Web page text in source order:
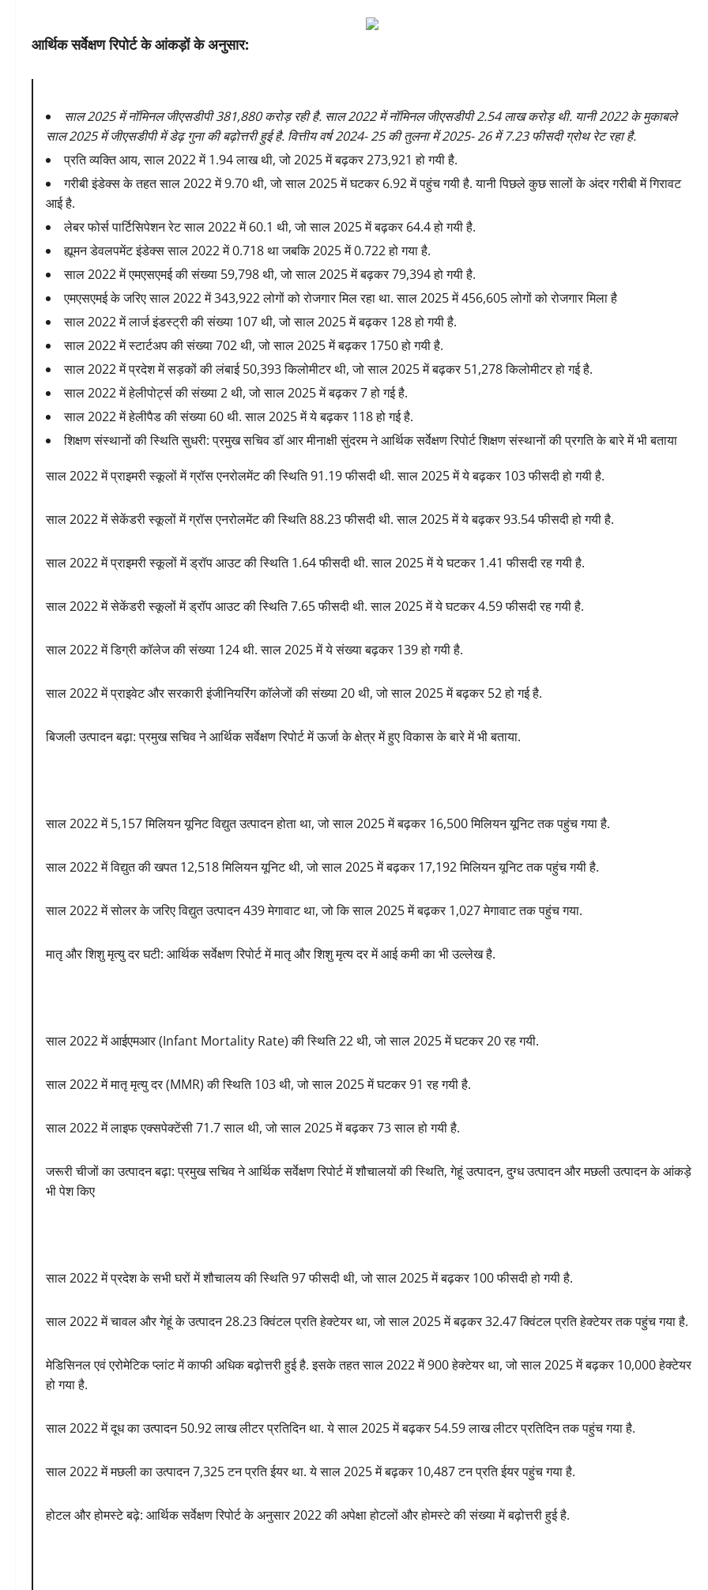
आर्थिक सर्वेक्षण रिपोर्ट के आंकड़ों के अनुसार:
साल 2025 में नॉमिनल जीएसडीपी 381,880 करोड़ रही है. साल 2022 में नॉमिनल जीएसडीपी 2.54 लाख करोड़ थी. यानी 2022 के मुकाबले
साल 2025 में जीएसडीपी में डेढ़ गुना की बढ़ोत्तरी हुई है. वित्तीय वर्ष 2024- 25 की तुलना में 2025- 26 में 7.23 फीसदी ग्रोथ रेट रहा है.
प्रति व्यक्ति आय, साल 2022 में 1.94 लाख थी, जो 2025 में बढ़कर 273,921 हो गयी है.
गरीबी इंडेक्स के तहत साल 2022 में 9.70 थी, जो साल 2025 में घटकर 6.92 में पहुंच गयी है. यानी पिछले कुछ सालों के अंदर गरीबी में गिरावट
आई है.
लेबर फोर्स पार्टिसिपेशन रेट साल 2022 में 60.1 थी, जो साल 2025 में बढ़कर 64.4 हो गयी है.
ह्यूमन डेवलपमेंट इंडेक्स साल 2022 में 0.718 था जबकि 2025 में 0.722 हो गया है.
साल 2022 में एमएसएमई की संख्या 59,798 थी, जो साल 2025 में बढ़कर 79,394 हो गयी है.
एमएसएमई के जरिए साल 2022 में 343,922 लोगों को रोजगार मिल रहा था. साल 2025 में 456,605 लोगों को रोजगार मिला है
साल 2022 में लार्ज इंडस्ट्री की संख्या 107 थी, जो साल 2025 में बढ़कर 128 हो गयी है.
साल 2022 में स्टार्टअप की संख्या 702 थी, जो साल 2025 में बढ़कर 1750 हो गयी है.
साल 2022 में प्रदेश में सड़कों की लंबाई 50,393 किलोमीटर थी, जो साल 2025 में बढ़कर 51,278 किलोमीटर हो गई है.
साल 2022 में हेलीपोर्ट्स की संख्या 2 थी, जो साल 2025 में बढ़कर 7 हो गई है.
साल 2022 में हेलीपैड की संख्या 60 थी. साल 2025 में ये बढ़कर 118 हो गई है.
शिक्षण संस्थानों की स्थिति सुधरी: प्रमुख सचिव डॉ आर मीनाक्षी सुंदरम ने आर्थिक सर्वेक्षण रिपोर्ट शिक्षण संस्थानों की प्रगति के बारे में भी बताया
साल 2022 में प्राइमरी स्कूलों में ग्रॉस एनरोलमेंट की स्थिति 91.19 फीसदी थी. साल 2025 में ये बढ़कर 103 फीसदी हो गयी है.
साल 2022 में सेकेंडरी स्कूलों में ग्रॉस एनरोलमेंट की स्थिति 88.23 फीसदी थी. साल 2025 में ये बढ़कर 93.54 फीसदी हो गयी है.
साल 2022 में प्राइमरी स्कूलों में ड्रॉप आउट की स्थिति 1.64 फीसदी थी. साल 2025 में ये घटकर 1.41 फीसदी रह गयी है.
साल 2022 में सेकेंडरी स्कूलों में ड्रॉप आउट की स्थिति 7.65 फीसदी थी. साल 2025 में ये घटकर 4.59 फीसदी रह गयी है.
साल 2022 में डिग्री कॉलेज की संख्या 124 थी. साल 2025 में ये संख्या बढ़कर 139 हो गयी है.
साल 2022 में प्राइवेट और सरकारी इंजीनियरिंग कॉलेजों की संख्या 20 थी, जो साल 2025 में बढ़कर 52 हो गई है.
बिजली उत्पादन बढ़ा: प्रमुख सचिव ने आर्थिक सर्वेक्षण रिपोर्ट में ऊर्जा के क्षेत्र में हुए विकास के बारे में भी बताया.
साल 2022 में 5,157 मिलियन यूनिट विद्युत उत्पादन होता था, जो साल 2025 में बढ़कर 16,500 मिलियन यूनिट तक पहुंच गया है.
साल 2022 में विद्युत की खपत 12,518 मिलियन यूनिट थी, जो साल 2025 में बढ़कर 17,192 मिलियन यूनिट तक पहुंच गयी है.
साल 2022 में सोलर के जरिए विद्युत उत्पादन 439 मेगावाट था, जो कि साल 2025 में बढ़कर 1,027 मेगावाट तक पहुंच गया.
मातृ और शिशु मृत्यु दर घटी: आर्थिक सर्वेक्षण रिपोर्ट में मातृ और शिशु मृत्य दर में आई कमी का भी उल्लेख है.
साल 2022 में आईएमआर (Infant Mortality Rate) की स्थिति 22 थी, जो साल 2025 में घटकर 20 रह गयी.
साल 2022 में मातृ मृत्यु दर (MMR) की स्थिति 103 थी, जो साल 2025 में घटकर 91 रह गयी है.
साल 2022 में लाइफ एक्सपेक्टेंसी 71.7 साल थी, जो साल 2025 में बढ़कर 73 साल हो गयी है.
जरूरी चीजों का उत्पादन बढ़ा: प्रमुख सचिव ने आर्थिक सर्वेक्षण रिपोर्ट में शौचालयों की स्थिति, गेहूं उत्पादन, दुग्ध उत्पादन और मछली उत्पादन के आंकड़े
भी पेश किए
साल 2022 में प्रदेश के सभी घरों में शौचालय की स्थिति 97 फीसदी थी, जो साल 2025 में बढ़कर 100 फीसदी हो गयी है.
साल 2022 में चावल और गेहूं के उत्पादन 28.23 क्विंटल प्रति हेक्टेयर था, जो साल 2025 में बढ़कर 32.47 क्विंटल प्रति हेक्टेयर तक पहुंच गया है.
मेडिसिनल एवं एरोमेटिक प्लांट में काफी अधिक बढ़ोत्तरी हुई है. इसके तहत साल 2022 में 900 हेक्टेयर था, जो साल 2025 में बढ़कर 10,000 हेक्टेयर
हो गया है.
साल 2022 में दूध का उत्पादन 50.92 लाख लीटर प्रतिदिन था. ये साल 2025 में बढ़कर 54.59 लाख लीटर प्रतिदिन तक पहुंच गया है.
साल 2022 में मछली का उत्पादन 7,325 टन प्रति ईयर था. ये साल 2025 में बढ़कर 10,487 टन प्रति ईयर पहुंच गया है.
होटल और होमस्टे बढ़े: आर्थिक सर्वेक्षण रिपोर्ट के अनुसार 2022 की अपेक्षा होटलों और होमस्टे की संख्या में बढ़ोत्तरी हुई है.